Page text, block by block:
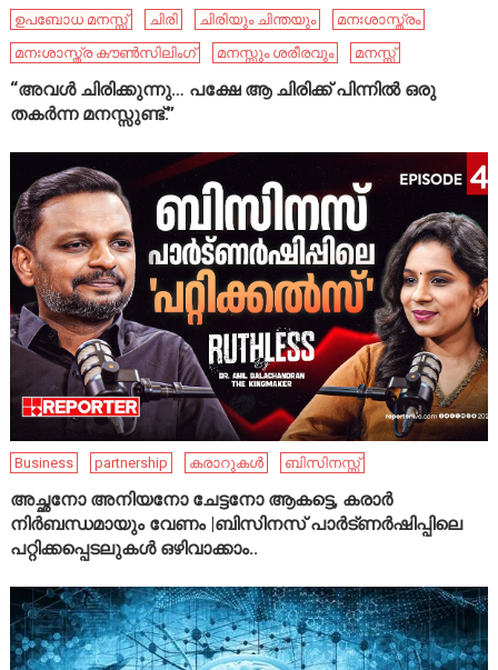
ഉപബോധ മനസ്സ്
ചിരി ചിരിയും ചിന്തയും
മനഃശാസ്ത്രം
മനഃശാസ്ത്ര കൗൺസിലിംഗ്
മനസ്സും ശരീരവും മനസ്സ്
“അവൾ ചിരിക്കുന്നു… പക്ഷേ ആ ചിരിക്ക് പിന്നിൽ ഒരു
തകർന്ന മനസ്സുണ്ട്.”
Business partnership കരാറുകൾ ബിസിനസ്സ്
അച്ഛനോ അനിയനോ ചേട്ടനോ ആകട്ടെ, കരാർ
നിർബന്ധമായും വേണം |ബിസിനസ് പാർട്ണർഷിപ്പിലെ
പറ്റിക്കപ്പെടലുകൾ ഒഴിവാക്കാം..